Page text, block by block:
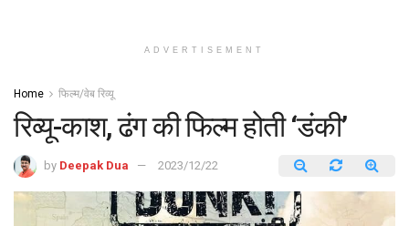
ADVERTISEMENT
Home फिल्म/वेब रिव्यू
रिव्यू-काश, ढंग की फिल्म होती ‘डंकी’
by Deepak Dua 2023/12/22